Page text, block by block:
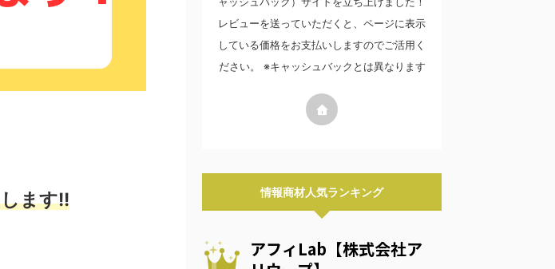
ます!!
レビューを送っていただくと、ページに表示
している価格をお支払いしますのでご活用く
ださい。 ※キャッシュバックとは異なります
情報商材人気ランキング
アフィLab【株式会社ア